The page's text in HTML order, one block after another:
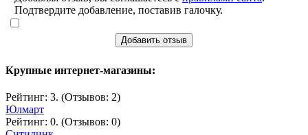
Подтвердите добавление, поставив галочку.
Добавить отзыв
Крупные интернет-магазины:
Рейтинг: 3. (Отзывов: 2)
Юлмарт
Рейтинг: 0. (Отзывов: 0)